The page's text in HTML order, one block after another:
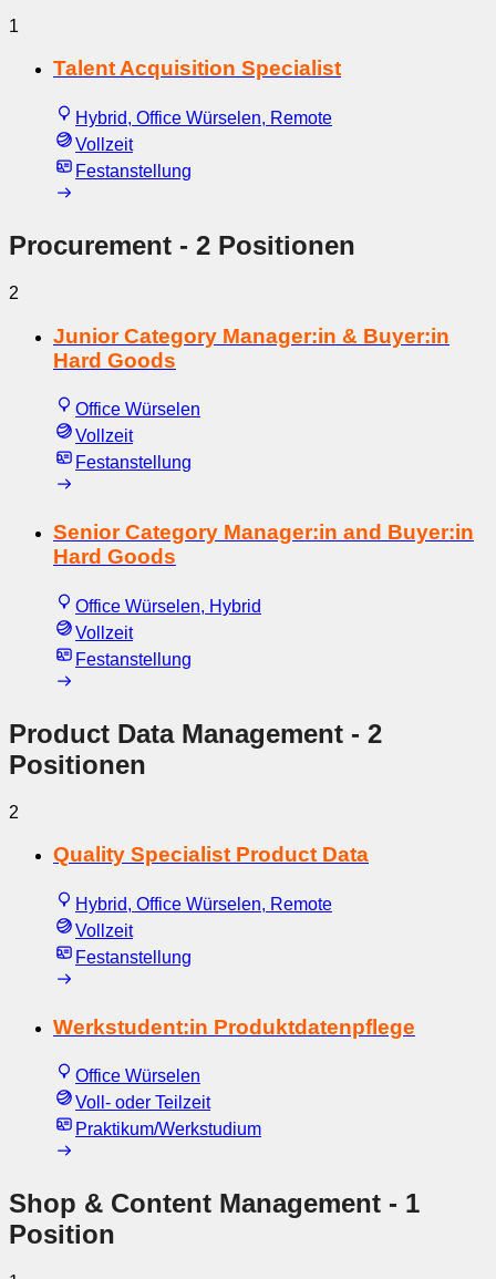
1
Talent Acquisition Specialist
Hybrid, Office Würselen, Remote
Vollzeit
Festanstellung
Procurement - 2 Positionen
2
Junior Category Manager:in & Buyer:in
Hard Goods
Office Würselen
Vollzeit
Festanstellung
Senior Category Manager:in and Buyer:in
Hard Goods
Office Würselen, Hybrid
Vollzeit
Festanstellung
Product Data Management - 2
Positionen
2
Quality Specialist Product Data
Hybrid, Office Würselen, Remote
Vollzeit
Festanstellung
Werkstudent:in Produktdatenpflege
Office Würselen
Voll- oder Teilzeit
Praktikum/Werkstudium
Shop & Content Management - 1
Position